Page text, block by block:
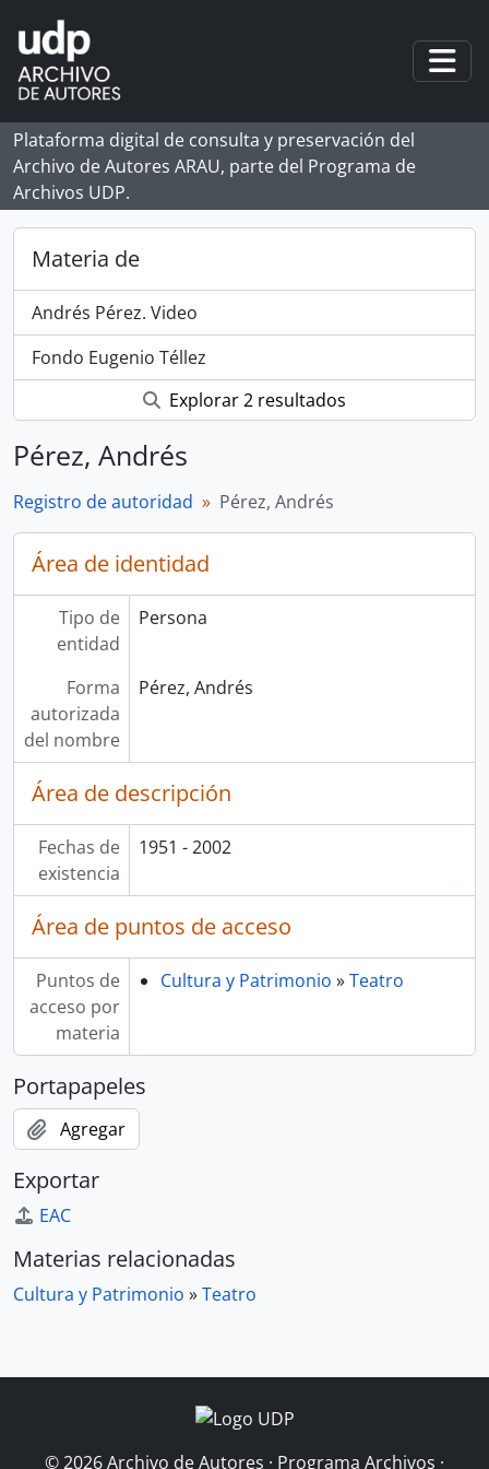
Skip to main content
Plataforma digital de consulta y preservación del
Archivo de Autores ARAU, parte del Programa de
Archivos UDP.
Materia de
Andrés Pérez. Video
Fondo Eugenio Téllez
Explorar 2 resultados
Pérez, Andrés
Registro de autoridad Pérez, Andrés
Área de identidad
Tipo de
entidad
Persona
Forma
autorizada
del nombre
Pérez, Andrés
Área de descripción
Fechas de
existencia
1951 - 2002
Área de puntos de acceso
Puntos de
acceso por
materia
Cultura y Patrimonio »Teatro
Portapapeles
Agregar
Exportar
EAC
Materias relacionadas
Cultura y Patrimonio »Teatro
© 2026 Archivo de Autores · Programa Archivos ·